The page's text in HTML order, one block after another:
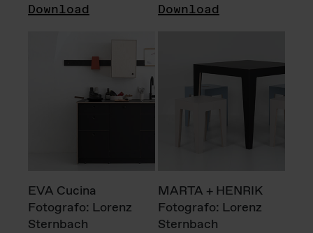
Download Download
EVA Cucina
Fotografo: Lorenz
Sternbach
MARTA + HENRIK
Fotografo: Lorenz
Sternbach